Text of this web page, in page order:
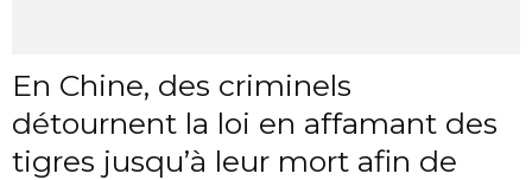
En Chine, des criminels
détournent la loi en affamant des
tigres jusqu’à leur mort afin de